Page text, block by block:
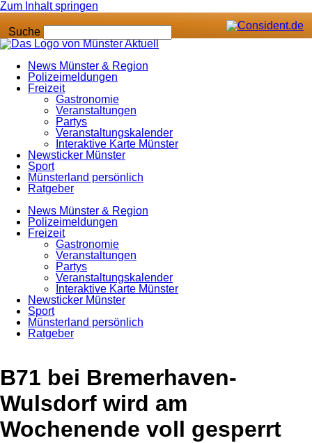
Zum Inhalt springen
Suche
News Münster & Region
Polizeimeldungen
Freizeit
Gastronomie
Veranstaltungen
Partys
Veranstaltungskalender
Interaktive Karte Münster
Newsticker Münster
Sport
Münsterland persönlich
Ratgeber
News Münster & Region
Polizeimeldungen
Freizeit
Gastronomie
Veranstaltungen
Partys
Veranstaltungskalender
Interaktive Karte Münster
Newsticker Münster
Sport
Münsterland persönlich
Ratgeber
B71 bei Bremerhaven-
Wulsdorf wird am
Wochenende voll gesperrt